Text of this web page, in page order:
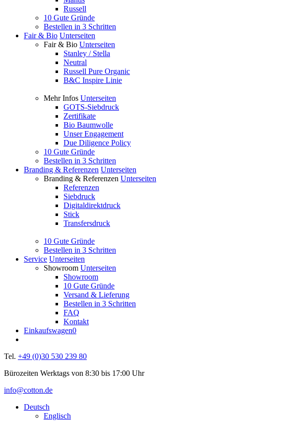
Russell
10 Gute Gründe
Bestellen in 3 Schritten
Fair & Bio Unterseiten
Fair & Bio Unterseiten
Stanley / Stella
Neutral
Russell Pure Organic
B&C Inspire Linie
Mehr Infos Unterseiten
GOTS-Siebdruck
Zertifikate
Bio Baumwolle
Unser Engagement
Due Diligence Policy
10 Gute Gründe
Bestellen in 3 Schritten
Branding & Referenzen Unterseiten
Branding & Referenzen Unterseiten
Referenzen
Siebdruck
Digitaldirektdruck
Stick
Transfersdruck
10 Gute Gründe
Bestellen in 3 Schritten
Service Unterseiten
Showroom Unterseiten
Showroom
10 Gute Gründe
Versand & Lieferung
Bestellen in 3 Schritten
FAQ
Kontakt
Einkaufswagen0
Tel. +49 (0)30 530 239 80
Bürozeiten Werktags von 8:30 bis 17:00 Uhr
info@cotton.de
Deutsch
Englisch